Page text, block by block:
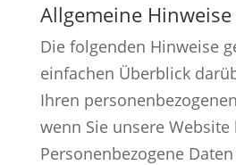
Allgemeine Hinweise
Die folgenden Hinweise
einfachen Überblick
Ihren
wenn Sie unsere Website
Personenbezogene